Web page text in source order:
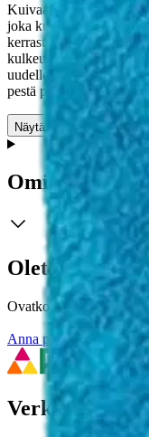
Kuivaa hellästi ja
joka kuivaa isonkin
kerrasta kuivaksi!
kulkeutuvat syvälle
uudelleen
pestä pesukoneessa.
Näytä lisää
Ominaisuudet
Oletko
Ovatko tuotetiedot
Anna palautetta,
Verkkokauppa